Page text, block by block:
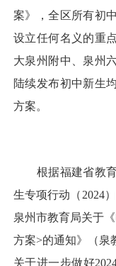
案》，全区所有初
设立任何名义的重
大泉州附中、泉州
陆续发布初中新生
方案。
根据福建省教育
生专项行动（2024
泉州市教育局关于
方案>的通知》（泉
关于进一步做好